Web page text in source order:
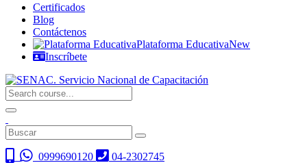
Certificados
Blog
Contáctenos
Plataforma EducativaNew
Inscríbete
0999690120
04-2302745